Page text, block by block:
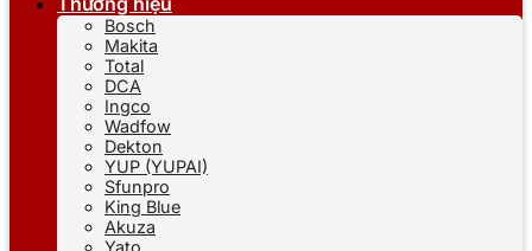
Bosch
Makita
Total
DCA
Ingco
Wadfow
Dekton
YUP (YUPAI)
Sfunpro
King Blue
Akuza
Yato